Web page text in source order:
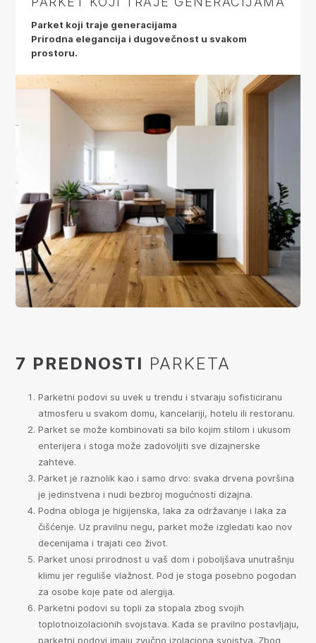
Parket koji traje generacijama
Prirodna elegancija i dugovečnost u svakom
prostoru.
7 PREDNOSTI PARKETA
Parketni podovi su uvek u trendu i stvaraju sofisticiranu
atmosferu u svakom domu, kancelariji, hotelu ili restoranu.
Parket se može kombinovati sa bilo kojim stilom i ukusom
enterijera i stoga može zadovoljiti sve dizajnerske
zahteve.
Parket je raznolik kao i samo drvo: svaka drvena površina
je jedinstvena i nudi bezbroj mogućnosti dizajna.
Podna obloga je higijenska, laka za održavanje i laka za
čišćenje. Uz pravilnu negu, parket može izgledati kao nov
decenijama i trajati ceo život.
Parket unosi prirodnost u vaš dom i poboljšava unutrašnju
klimu jer reguliše vlažnost. Pod je stoga posebno pogodan
za osobe koje pate od alergija.
Parketni podovi su topli za stopala zbog svojih
toplotnoizolacionih svojstava. Kada se pravilno postavljaju,
parketni podovi imaju zvučno izolaciona svojstva. Zbog